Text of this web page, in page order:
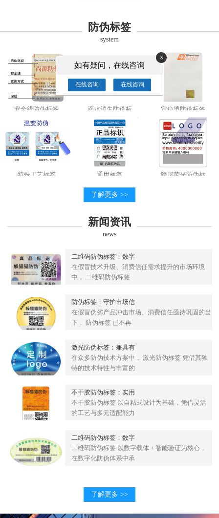
防伪标签
system
安全线防伪标签 滴水消失防伪标 定位烫防伪标签
特殊工艺标签 通用标签 隐形荧光防伪标
了解更多 >>
新闻资讯
news
二维码防伪标签：数字
在假冒技术升级、消费信任需求提升的市场环境
中， 二维码防伪标签
防伪标签：守护市场信
在假冒伪劣产品冲击市场、消费信任亟待巩固的当
下， 防伪标签 已不再
激光防伪标签：兼具有
在众多防伪技术方案中， 激光防伪标签 凭借其独
特的技术特性与丰富的
不干胶防伪标签：实用
不干胶防伪标签 以自粘式设计为基础，凭借灵活
的工艺与多元适配能力
二维码防伪标签：数字
二维码防伪标签 以数字载体 + 智能验证为核心，
在数字化防伪体系中承
了解更多 >>
x
如有疑问，在线咨询
在线咨询 在线咨询